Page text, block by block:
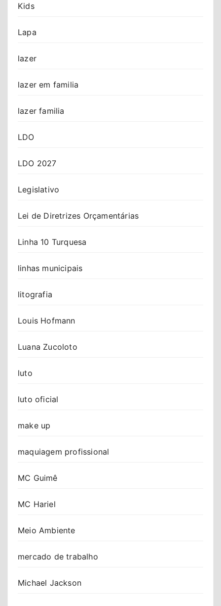
Kids
Lapa
lazer
lazer em familia
lazer familia
LDO
LDO 2027
Legislativo
Lei de Diretrizes Orçamentárias
Linha 10 Turquesa
linhas municipais
litografia
Louis Hofmann
Luana Zucoloto
luto
luto oficial
make up
maquiagem profissional
MC Guimê
MC Hariel
Meio Ambiente
mercado de trabalho
Michael Jackson